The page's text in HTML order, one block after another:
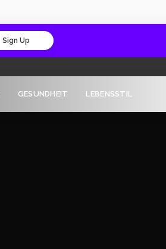
Sign Up
GESUNDHEIT LEBENSSTIL